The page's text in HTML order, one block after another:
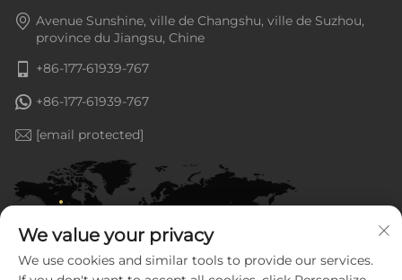
Avenue Sunshine, ville de Changshu, ville de Suzhou,
province du Jiangsu, Chine
+86-177-61939-767
+86-177-61939-767
[email protected]
We value your privacy
We use cookies and similar tools to provide our services.